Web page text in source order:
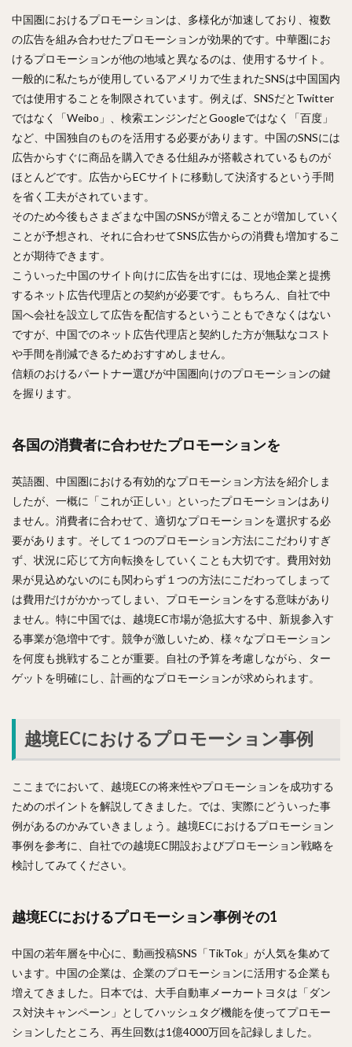
中国圏におけるプロモーションは、多様化が加速しており、複数
の広告を組み合わせたプロモーションが効果的です。中華圏にお
けるプロモーションが他の地域と異なるのは、使用するサイト。
一般的に私たちが使用しているアメリカで生まれたSNSは中国国内
では使用することを制限されています。例えば、SNSだとTwitter
ではなく「Weibo」、検索エンジンだとGoogleではなく「百度」
など、中国独自のものを活用する必要があります。中国のSNSには
広告からすぐに商品を購入できる仕組みが搭載されているものが
ほとんどです。広告からECサイトに移動して決済するという手間
を省く工夫がされています。
そのため今後もさまざまな中国のSNSが増えることが増加していく
ことが予想され、それに合わせてSNS広告からの消費も増加するこ
とが期待できます。
こういった中国のサイト向けに広告を出すには、現地企業と提携
するネット広告代理店との契約が必要です。もちろん、自社で中
国へ会社を設立して広告を配信するということもできなくはない
ですが、中国でのネット広告代理店と契約した方が無駄なコスト
や手間を削減できるためおすすめしません。
信頼のおけるパートナー選びが中国圏向けのプロモーションの鍵
を握ります。
各国の消費者に合わせたプロモーションを
英語圏、中国圏における有効的なプロモーション方法を紹介しま
したが、一概に「これが正しい」といったプロモーションはあり
ません。消費者に合わせて、適切なプロモーションを選択する必
要があります。そして１つのプロモーション方法にこだわりすぎ
ず、状況に応じて方向転換をしていくことも大切です。費用対効
果が見込めないのにも関わらず１つの方法にこだわってしまって
は費用だけがかかってしまい、プロモーションをする意味があり
ません。特に中国では、越境EC市場が急拡大する中、新規参入す
る事業が急増中です。競争が激しいため、様々なプロモーション
を何度も挑戦することが重要。自社の予算を考慮しながら、ター
ゲットを明確にし、計画的なプロモーションが求められます。
越境ECにおけるプロモーション事例
ここまでにおいて、越境ECの将来性やプロモーションを成功する
ためのポイントを解説してきました。では、実際にどういった事
例があるのかみていきましょう。越境ECにおけるプロモーション
事例を参考に、自社での越境EC開設およびプロモーション戦略を
検討してみてください。
越境ECにおけるプロモーション事例その1
中国の若年層を中心に、動画投稿SNS「TikTok」が人気を集めて
います。中国の企業は、企業のプロモーションに活用する企業も
増えてきました。日本では、大手自動車メーカートヨタは「ダン
ス対決キャンペーン」としてハッシュタグ機能を使ってプロモー
ションしたところ、再生回数は1億4000万回を記録しました。